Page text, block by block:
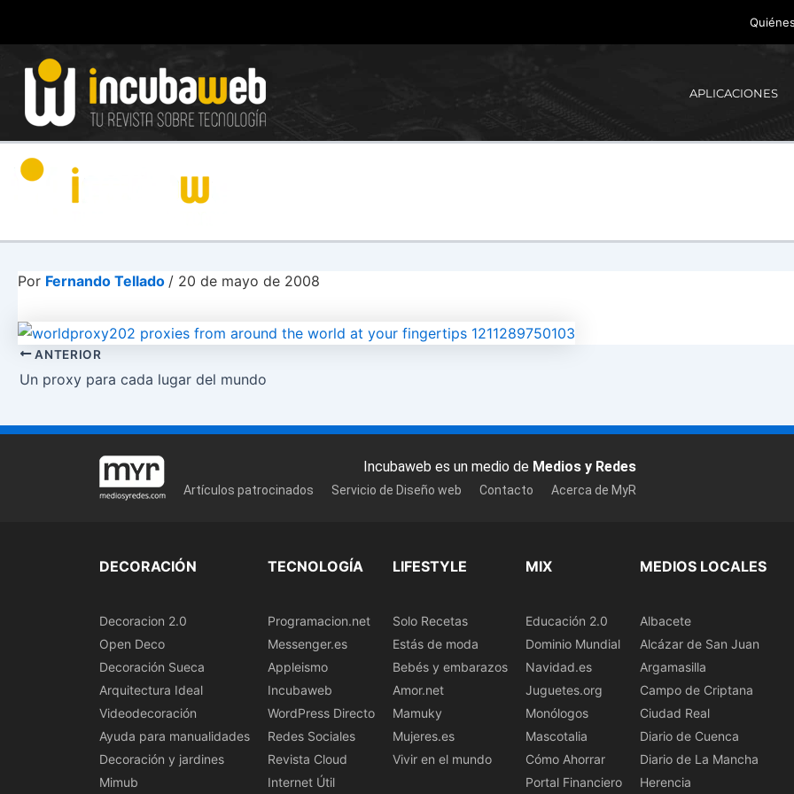
contenido
APLICACIONES
Por Fernando Tellado / 20 de mayo de 2008
ANTERIOR
Un proxy para cada lugar del mundo
Incubaweb es un medio de Medios y Redes
Artículos patrocinados Servicio de Diseño web Contacto Acerca de MyR
DECORACIÓN
Decoracion 2.0
Open Deco
Decoración Sueca
Arquitectura Ideal
Videodecoración
Ayuda para manualidades
Decoración y jardines
Mimub
TECNOLOGÍA
Programacion.net
Messenger.es
Appleismo
Incubaweb
WordPress Directo
Redes Sociales
Revista Cloud
Internet Útil
LIFESTYLE
Solo Recetas
Estás de moda
Bebés y embarazos
Amor.net
Mamuky
Mujeres.es
Vivir en el mundo
MIX
Educación 2.0
Dominio Mundial
Navidad.es
Juguetes.org
Monólogos
Mascotalia
Cómo Ahorrar
Portal Financiero
MEDIOS LOCALES
Albacete
Alcázar de San Juan
Argamasilla
Campo de Criptana
Ciudad Real
Diario de Cuenca
Diario de La Mancha
Herencia